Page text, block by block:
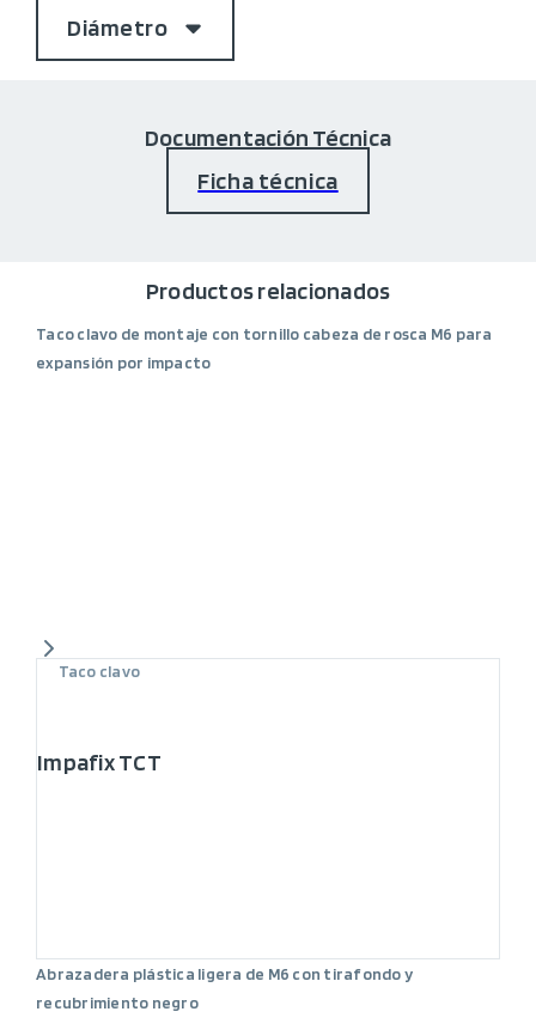
Diámetro
Documentación Técnica
Ficha técnica
Productos relacionados
Taco clavo de montaje con tornillo cabeza de rosca M6 para
expansión por impacto
Taco clavo
Impafix TCT
Abrazadera plástica ligera de M6 con tirafondo y
recubrimiento negro